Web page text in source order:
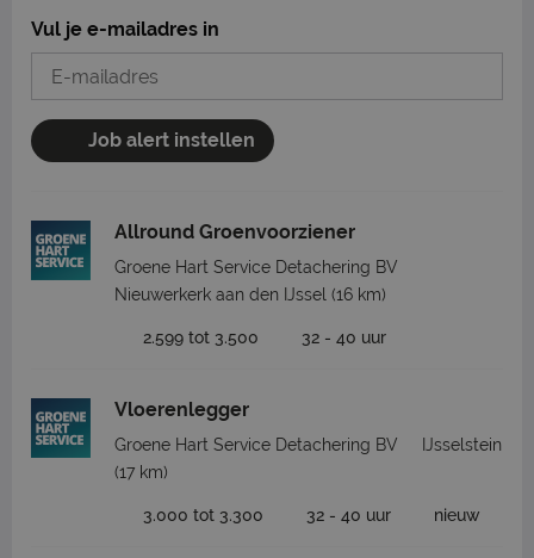
Vul je e-mailadres in
Job alert instellen
Allround Groenvoorziener
Groene Hart Service Detachering BV
Nieuwerkerk aan den IJssel (16 km)
2.599 tot 3.500 32 - 40 uur
Vloerenlegger
Groene Hart Service Detachering BV
IJsselstein
(17 km)
3.000 tot 3.300 32 - 40 uur nieuw